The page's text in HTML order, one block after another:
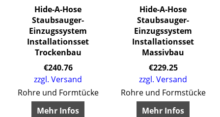
Hide-A-Hose
Staubsauger-
Einzugssystem
Installationsset
Trockenbau
€240.76
zzgl. Versand
Rohre und Formtücke
Mehr Infos
Hide-A-Hose
Staubsauger-
Einzugssystem
Installationsset
Massivbau
€229.25
zzgl. Versand
Rohre und Formstücke
Mehr Infos